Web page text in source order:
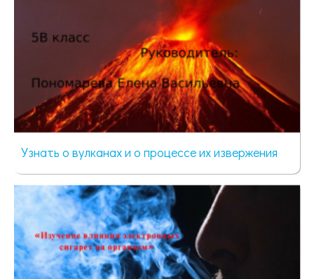
Узнать о вулканах и о процессе их извержения
41 просмотр